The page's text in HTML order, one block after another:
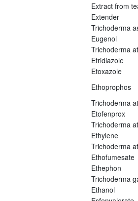
Extract from
Extender
Trichoderma
Eugenol
Trichoderma
Etridiazole
Etoxazole
Ethoprophos
Trichoderma
Etofenprox
Trichoderma
Ethylene
Trichoderma
Ethofumesate
Ethephon
Trichoderma
Ethanol